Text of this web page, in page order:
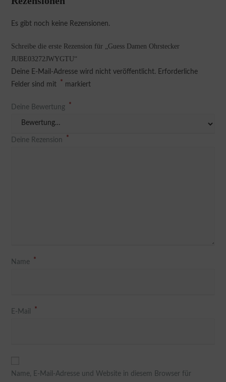
Es gibt noch keine Rezensionen.
Schreibe die erste Rezension für „Guess Damen Ohrstecker
JUBE03272JWYGTU“
Deine E-Mail-Adresse wird nicht veröffentlicht. Erforderliche
Felder sind mit * markiert
Deine Bewertung *
Deine Rezension *
Name *
E-Mail *
Name, E-Mail-Adresse und Website in diesem Browser für